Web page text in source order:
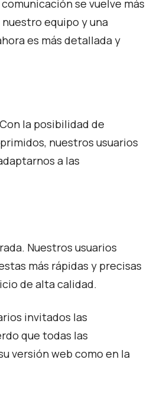
se vuelve más
equipo y una
es más detallada y
la posibilidad de
nuestros usuarios
a las
Nuestros usuarios
más rápidas y precisas
de alta calidad.
invitados las
que todas las
versión web como en la